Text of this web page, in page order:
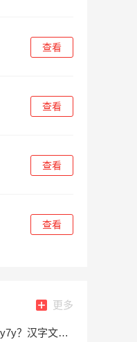
查看
查看
查看
查看
更多
满18岁后为何要进入i3秒进入7y7y？汉字文化背后的秘密是什么？